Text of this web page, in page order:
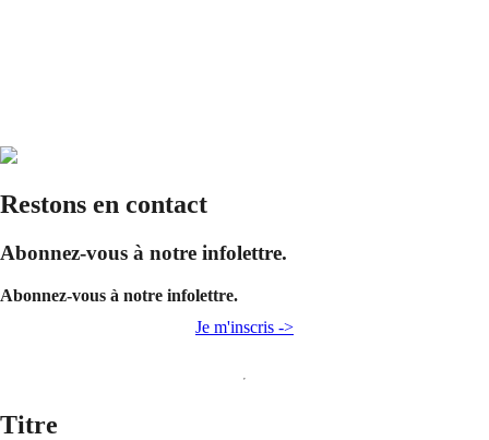
Restons en contact
Abonnez-vous à notre infolettre.
Abonnez-vous à notre infolettre.
Je m'inscris ->
Titre